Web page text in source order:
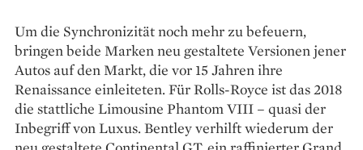
Um die Synchronizität noch mehr zu befeuern,
bringen beide Marken neu gestaltete Versionen jener
Autos auf den Markt, die vor 15 Jahren ihre
Renaissance einleiteten. Für Rolls-Royce ist das 2018
die stattliche Limousine Phantom VIII – quasi der
Inbegriff von Luxus. Bentley verhilft wiederum der